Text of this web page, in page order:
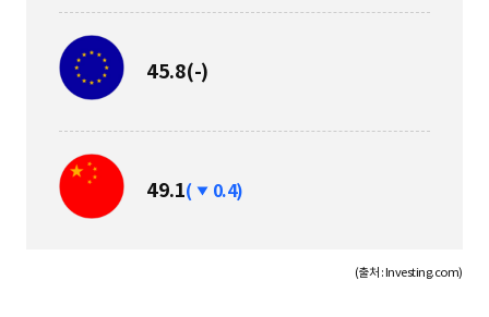
45.8보
(-)
49.1하
( 0.4)
(출처 : Investing.com)